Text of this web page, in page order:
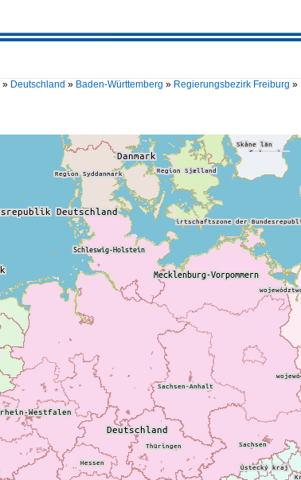
» Deutschland » Baden-Württemberg » Regierungsbezirk Freiburg »